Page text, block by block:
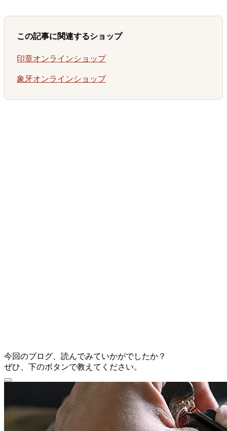
この記事に関連するショップ
印章オンラインショップ
象牙オンラインショップ
今回のブログ、読んでみていかがでしたか？
ぜひ、下のボタンで教えてください。